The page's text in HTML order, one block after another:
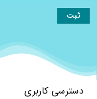
دسترسی کاربری